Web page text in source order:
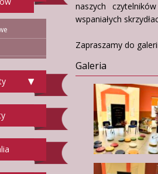
naszych
wspaniałych
Zapraszamy do
Galeria